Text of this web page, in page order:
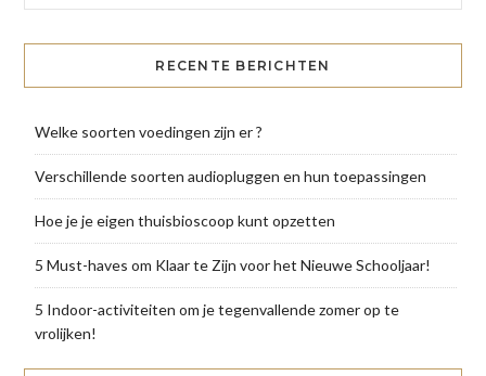
RECENTE BERICHTEN
Welke soorten voedingen zijn er ?
Verschillende soorten audiopluggen en hun toepassingen
Hoe je je eigen thuisbioscoop kunt opzetten
5 Must-haves om Klaar te Zijn voor het Nieuwe Schooljaar!
5 Indoor-activiteiten om je tegenvallende zomer op te
vrolijken!